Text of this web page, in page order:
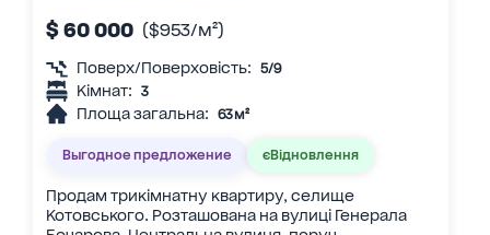
$ 60 000 ($953/м²)
Поверх/Поверховість: 5/9
Кімнат: 3
Площа загальна: 63 м²
Выгодное предложение єВідновлення
Продам трикімнатну квартиру, селище
Котовського. Розташована на вулиці Генерала